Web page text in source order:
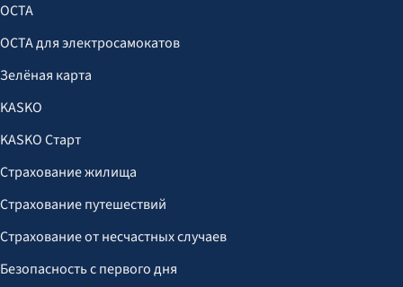
OCTA
OCTA для электросамокатов
Зелёная карта
KASKO
KASKO Старт
Страхование жилища
Страхование путешествий
Страхование от несчастных случаев
Безопасность с первого дня